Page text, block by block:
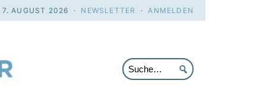
7. AUGUST 2026 · NEWSLETTER ·ANMELDEN